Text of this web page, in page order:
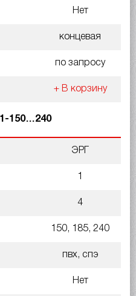
Нет
концевая
по запросу
+ В корзину
150…240
ЭРГ
1
4
150, 185, 240
пвх, спэ
Нет